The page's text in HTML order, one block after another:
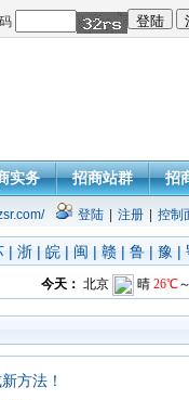
实务 招商站群 招
登陆 注册 控制
| 浙 | 皖 | 闽 | 赣 | 鲁 | 豫 |
方法！